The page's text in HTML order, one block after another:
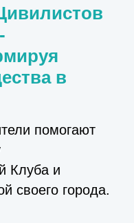
в
помогают
Клуба и
своего города.